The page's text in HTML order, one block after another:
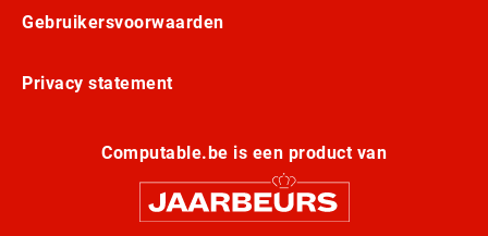
Gebruikersvoorwaarden
Privacy statement
Computable.be is een product van